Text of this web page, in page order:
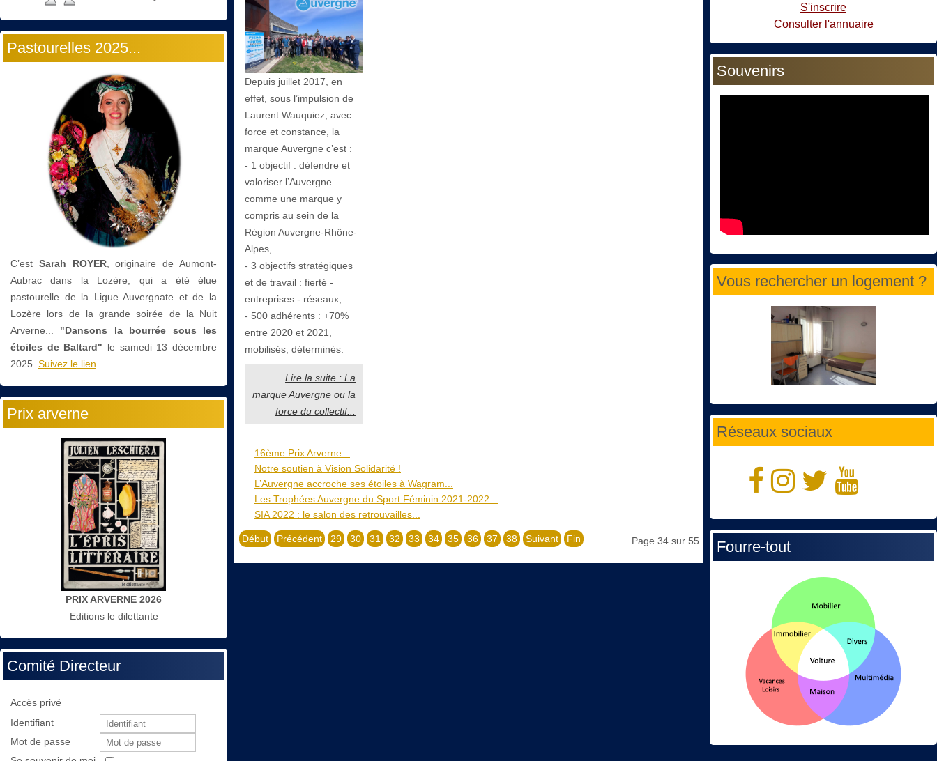
Pastourelles 2025...
C’est Sarah ROYER, originaire de Aumont-
Aubrac dans la Lozère, qui a été élue
pastourelle de la Ligue Auvergnate et de la
Lozère lors de la grande soirée de la Nuit
Arverne...
"Dansons la bourrée sous les
étoiles de Baltard" le samedi 13 décembre
2025. Suivez le lien
Prix arverne
PRIX ARVERNE 2026
Editions le dilettante
Comité Directeur
Accès privé
Identifiant
Mot de passe
Depuis juillet 2017, en
effet, sous l’impulsion de
Laurent Wauquiez, avec
force et constance, la
marque Auvergne c’est :
- 1 objectif : défendre et
valoriser l’Auvergne
comme une marque y
compris au sein de la
Région Auvergne-Rhône-
Alpes,
- 3 objectifs stratégiques
et de travail : fierté -
entreprises - réseaux,
- 500 adhérents : +70%
entre 2020 et 2021,
mobilisés, déterminés.
Lire la suite : La
marque Auvergne ou la
force du collectif...
16ème Prix Arverne...
Notre soutien à Vision Solidarité !
L’Auvergne accroche ses étoiles à Wagram...
Les Trophées Auvergne du Sport Féminin 2021-2022...
SIA 2022 : le salon des retrouvailles...
Page 34 sur 55
Début Précédent 29 30 31 32 33 34 35 36 37 38 Suivant Fin
S'inscrire
Consulter l'annuaire
Souvenirs
Vous rechercher un logement ?
Réseaux sociaux
Fourre-tout